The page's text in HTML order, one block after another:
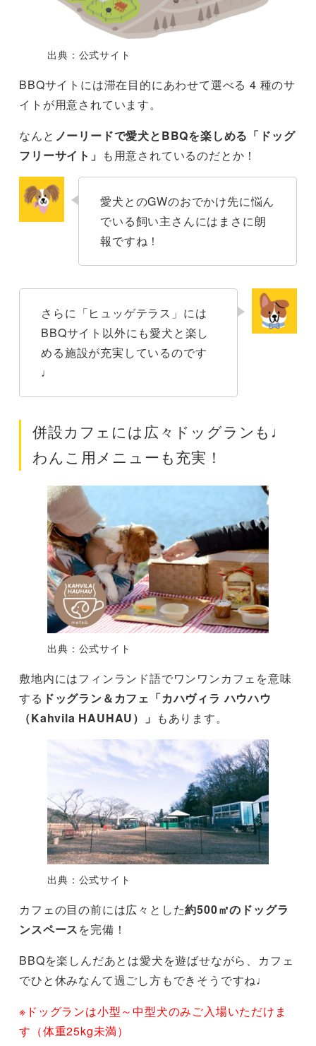
出典：公式サイト
BBQサイトには滞在目的にあわせて選べる 4 種のサ
イトが用意されています。
なんと ノーリードで愛犬とBBQを楽しめる「ドッグ
フリーサイト」 も用意されているのだとか！
愛犬とのGWのおでかけ先に悩ん
でいる飼い主さんにはまさに朗
報ですね！
さらに「ヒュッゲテラス」には
BBQサイト以外にも愛犬と楽し
める施設が充実しているのです
♩
併設カフェには広々ドッグランも♩
わんこ用メニューも充実！
出典：公式サイト
敷地内にはフィンランド語でワンワンカフェを意味
する ドッグラン＆カフェ「カハヴィラ ハウハウ
（Kahvila HAUHAU）」 もあります。
出典：公式サイト
カフェの目の前には広々とした約500㎡のドッグラ
ンスペースを完備！
BBQを楽しんだあとは愛犬を遊ばせながら、カフェ
でひと休みなんて過ごし方もできそうですね♩
※ドッグランは小型～中型犬のみご入場いただけま
す（体重25kg未満）